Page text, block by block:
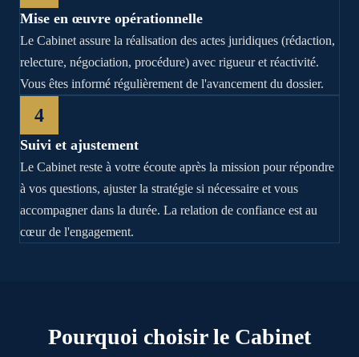
Mise en œuvre opérationnelle
Le Cabinet assure la réalisation des actes juridiques (rédaction,
relecture, négociation, procédure) avec rigueur et réactivité.
Vous êtes informé régulièrement de l'avancement du dossier.
4
Suivi et ajustement
Le Cabinet reste à votre écoute après la mission pour répondre
à vos questions, ajuster la stratégie si nécessaire et vous
accompagner dans la durée. La relation de confiance est au
cœur de l'engagement.
Pourquoi choisir le Cabinet